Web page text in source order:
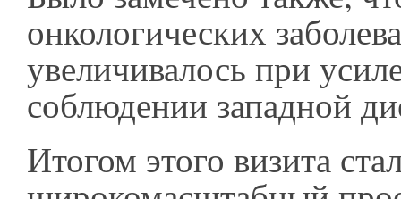
онкологических
увеличивалось при
соблюдении западной
Итогом этого визита